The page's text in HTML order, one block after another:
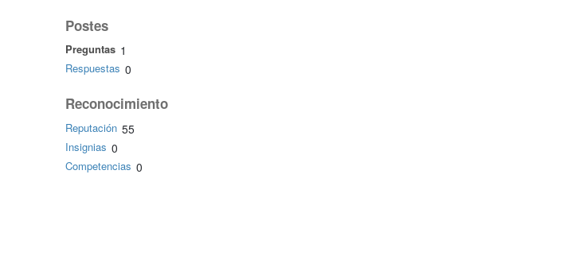
Postes
Preguntas 1
Respuestas 0
Reconocimiento
Reputación 55
Insignias 0
Competencias 0